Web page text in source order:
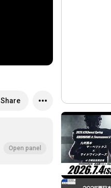
Share
Open panel